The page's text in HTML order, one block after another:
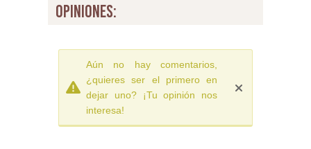
opiniones:
Aún no hay comentarios,
¿quieres ser el primero en
dejar uno? ¡Tu opinión nos
interesa!